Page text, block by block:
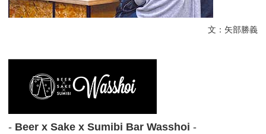
文：矢部勝義
- Beer x Sake x Sumibi Bar Wasshoi -